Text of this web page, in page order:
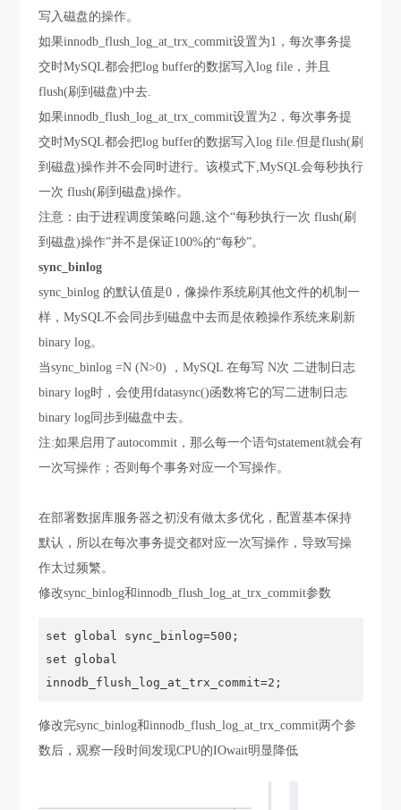
写入磁盘的操作。
如果innodb_flush_log_at_trx_commit设置为1，每次事务提
交时MySQL都会把log buffer的数据写入log file，并且
flush(刷到磁盘)中去.
如果innodb_flush_log_at_trx_commit设置为2，每次事务提
交时MySQL都会把log buffer的数据写入log file.但是flush(刷
到磁盘)操作并不会同时进行。该模式下,MySQL会每秒执行
一次 flush(刷到磁盘)操作。
注意：由于进程调度策略问题,这个“每秒执行一次 flush(刷
到磁盘)操作”并不是保证100%的“每秒”。
sync_binlog
sync_binlog 的默认值是0，像操作系统刷其他文件的机制一
样，MySQL不会同步到磁盘中去而是依赖操作系统来刷新
binary log。
当sync_binlog =N (N>0) ，MySQL 在每写 N次 二进制日志
binary log时，会使用fdatasync()函数将它的写二进制日志
binary log同步到磁盘中去。
注:如果启用了autocommit，那么每一个语句statement就会有
一次写操作；否则每个事务对应一个写操作。
在部署数据库服务器之初没有做太多优化，配置基本保持
默认，所以在每次事务提交都对应一次写操作，导致写操
作太过频繁。
修改sync_binlog和innodb_flush_log_at_trx_commit参数
set global sync_binlog=500;
set global
innodb_flush_log_at_trx_commit=2;
修改完sync_binlog和innodb_flush_log_at_trx_commit两个参
数后，观察一段时间发现CPU的IOwait明显降低